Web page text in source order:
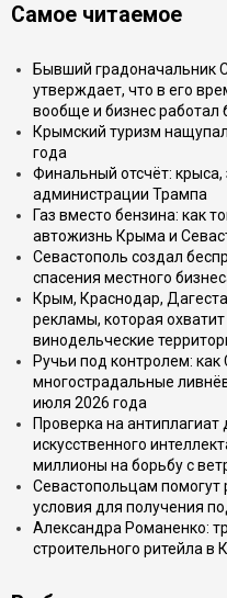
Самое читаемое
Бывший градоначальник
утверждает, что в его
вообще и бизнес работал
Крымский туризм
года
Финальный отсчёт: крыса,
администрации Трампа
Газ вместо бензина: как
автожизнь Крыма и
Севастополь создал
спасения местного
Крым, Краснодар,
рекламы, которая
винодельческие
Ручьи под контролем: как
многострадальные
июля 2026 года
Проверка на антиплагиат
искусственного
миллионы на борьбу с
Севастопольцам помогут
условия для получения
Александра Романенко:
строительного ритейла в